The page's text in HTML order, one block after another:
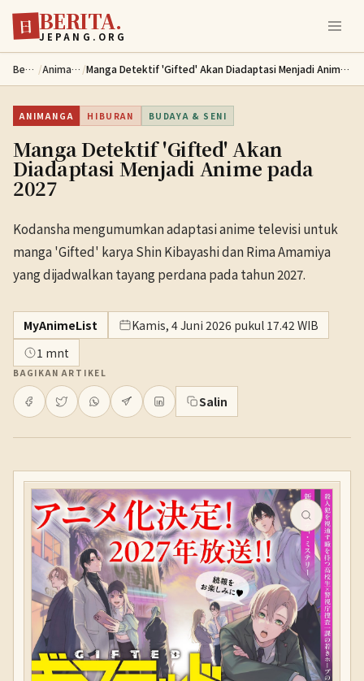
Lewati ke konten utama
日 BERITA.
JEPANG.ORG
Berita / Animanga / Manga Detektif 'Gifted' Akan Diadaptasi Menjadi Anime pada 2027
ANIMANGA HIBURAN BUDAYA & SENI
Manga Detektif 'Gifted' Akan
Diadaptasi Menjadi Anime pada
2027
Kodansha mengumumkan adaptasi anime televisi untuk
manga 'Gifted' karya Shin Kibayashi dan Rima Amamiya
yang dijadwalkan tayang perdana pada tahun 2027.
MyAnimeList
Kamis, 4 Juni 2026 pukul 17.42 WIB
1 mnt
BAGIKAN ARTIKEL
Salin